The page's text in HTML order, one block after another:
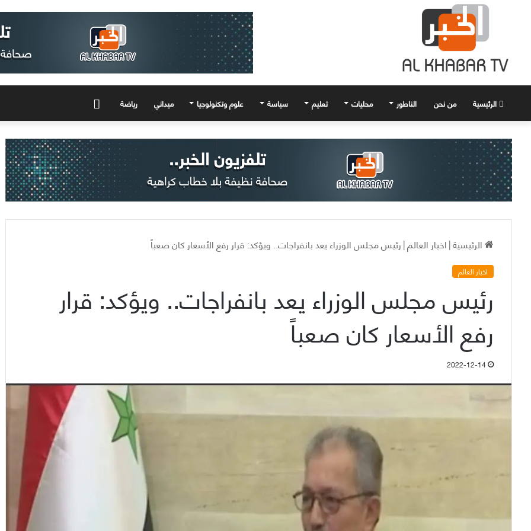
الرئيسية من نحن الناطور محليات تعليم سياسة علوم وتكنولوجيا ميداني رياضة
الرئيسية|اخبار العالم|رئيس مجلس الوزراء يعد بانفراجات.. ويؤكد: قرار رفع الأسعار كان صعباً
اخبار العالم
رئيس مجلس الوزراء يعد بانفراجات.. ويؤكد: قرار
رفع الأسعار كان صعباً
2022-12-14